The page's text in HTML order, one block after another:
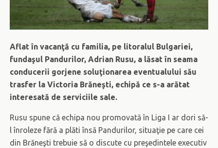
Aflat în vacanţă cu familia, pe litoralul Bulgariei,
fundaşul Pandurilor, Adrian Rusu, a lăsat în seama
conducerii gorjene soluţionarea eventualului său
trasfer la Victoria Brăneşti, echipă ce s-a arătat
interesată de serviciile sale.
Rusu spune că echipa nou promovată în Liga I ar dori să-
l înroleze fără a plăti însă Pandurilor, situaţie pe care cei
din Brăneşti trebuie să o discute cu preşedintele executiv